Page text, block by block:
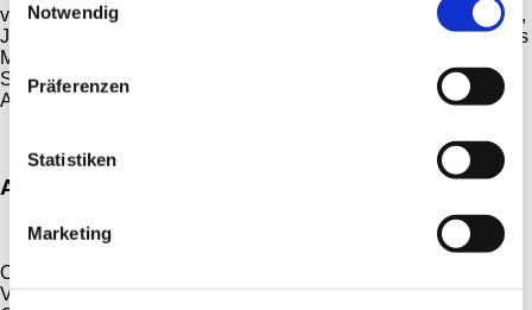
Notwendig
Präferenzen
Statistiken
Marketing
v.l. Dirk Zimmermann, Peter Frank, Jiri Krmela, Markus Hischa,
Johann Staub, Dmitri Klik, Robert Bauer, Phillip Schaul, Marius
Madej, Ursula Schaul, Leon Körner, Heinz Geck, Alexander
Schmid, Gerhard Schindlatz, Haji Issa Alahmad Badr-Aldeen,
Andreas Schuster, Stephan Dickert, Stephan Mändl
Abfüllerei
Oberbrauer Stefan Bergmann
Victoria Westiner